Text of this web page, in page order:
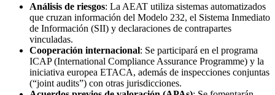
Análisis de riesgos: La AEAT utiliza sistemas automatizados
que cruzan información del Modelo 232, el Sistema Inmediato
de Información (SII) y declaraciones de contrapartes
vinculadas.
Cooperación internacional: Se participará en el programa
ICAP (International Compliance Assurance Programme) y la
iniciativa europea ETACA, además de inspecciones conjuntas
(“joint audits”) con otras jurisdicciones.